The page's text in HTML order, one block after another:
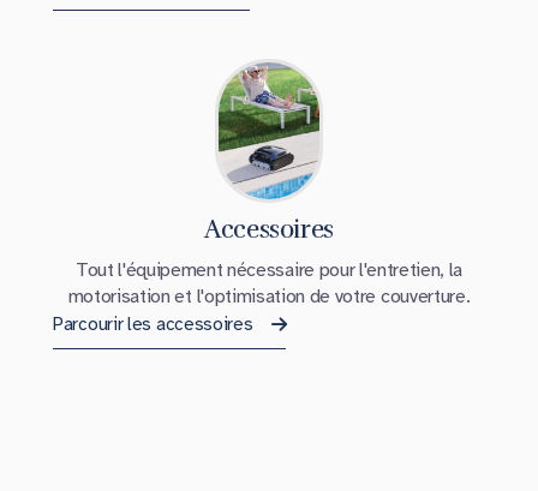
Accessoires
Tout l'équipement nécessaire pour l'entretien, la
motorisation et l'optimisation de votre couverture.
Parcourir les accessoires